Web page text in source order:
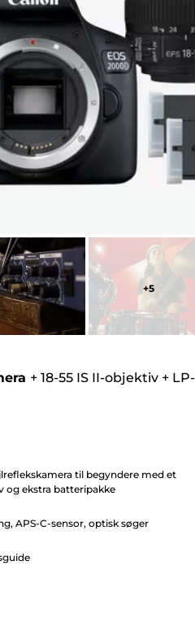
+5
+ 18-55 IS II-objektiv + LP-
til begyndere med et
og ekstra batteripakke
APS-C-sensor, optisk søger